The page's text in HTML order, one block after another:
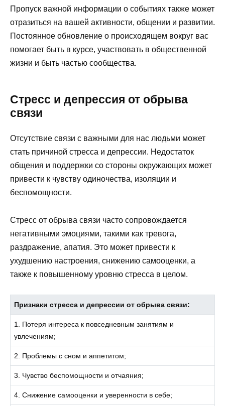
Пропуск важной информации о событиях также может
отразиться на вашей активности, общении и развитии.
Постоянное обновление о происходящем вокруг вас
помогает быть в курсе, участвовать в общественной
жизни и быть частью сообщества.
Стресс и депрессия от обрыва
связи
Отсутствие связи с важными для нас людьми может
стать причиной стресса и депрессии. Недостаток
общения и поддержки со стороны окружающих может
привести к чувству одиночества, изоляции и
беспомощности.
Стресс от обрыва связи часто сопровождается
негативными эмоциями, такими как тревога,
раздражение, апатия. Это может привести к
ухудшению настроения, снижению самооценки, а
также к повышенному уровню стресса в целом.
Признаки стресса и депрессии от обрыва связи:
1. Потеря интереса к повседневным занятиям и
увлечениям;
2. Проблемы с сном и аппетитом;
3. Чувство беспомощности и отчаяния;
4. Снижение самооценки и уверенности в себе;